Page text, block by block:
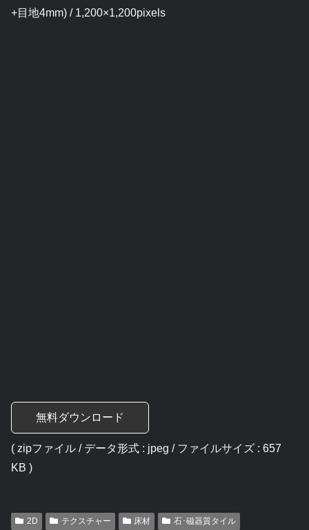
+目地4mm) / 1,200×1,200pixels
無料ダウンロード
( zipファイル / データ形式 : jpeg / ファイルサイズ : 657
KB )
2D テクスチャー 床材
石･磁器質タイル